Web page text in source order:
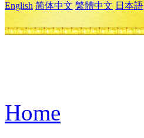
English 简体中文 繁體中文 日本語
Home